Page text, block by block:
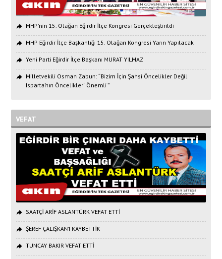
MHP'nin 15. Olağan Eğirdir İlçe Kongresi Gerçekleştirildi
MHP Eğirdir İlçe Başkanlığı 15. Olağan Kongresi Yarın Yapılacak
Yeni Parti Eğirdir İlçe Başkanı MURAT YILMAZ
Milletvekili Osman Zabun: “Bizim İçin Şahsi Öncelikler Değil
Isparta’nın Öncelikleri Önemli ”
VEFAT
SAATÇİ ARİF ASLANTÜRK VEFAT ETTİ
ŞEREF ÇALIŞKAN’I KAYBETTİK
TUNCAY BAKIR VEFAT ETTİ